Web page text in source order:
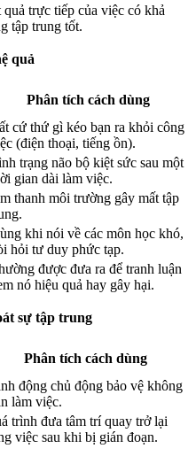
quả trực tiếp của việc có khả
tập trung tốt.
quả
Phân tích cách dùng
cứ thứ gì kéo bạn ra khỏi công
(điện thoại, tiếng ồn).
trạng não bộ kiệt sức sau một
gian dài làm việc.
thanh môi trường gây mất tập
khi nói về các môn học khó,
hỏi tư duy phức tạp.
được đưa ra để tranh luận
nó hiệu quả hay gây hại.
sự tập trung
Phân tích cách dùng
động chủ động bảo vệ không
làm việc.
trình đưa tâm trí quay trở lại
việc sau khi bị gián đoạn.